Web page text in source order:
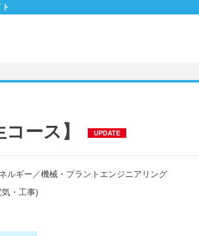
ース】 UPDATE
ルギー ／機械・プラントエンジニアリング
・工事)